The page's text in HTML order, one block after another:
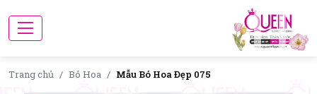
Trang chủ Bó Hoa Mẫu Bó Hoa Đẹp 075